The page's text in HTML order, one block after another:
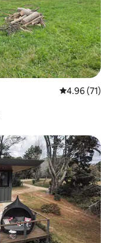
レビュー71
4.96 (71)